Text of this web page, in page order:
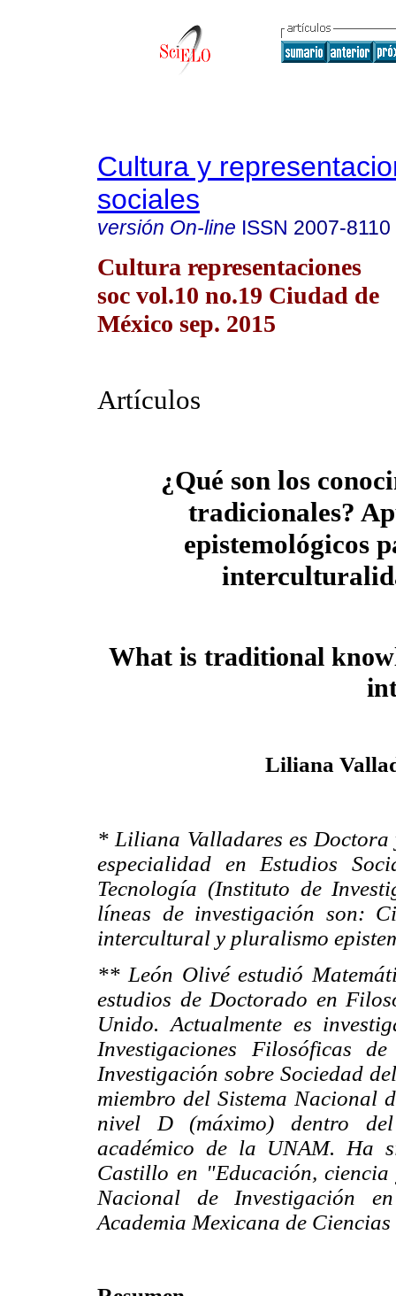
Cultura y
sociales
versión On-line ISSN 2007-8110
Cultura representaciones
soc vol.10 no.19 Ciudad de
México sep. 2015
Artículos
¿Qué son los
tradicionales?
epistemológicos
What is traditional
Liliana
* Liliana Valladares es
especialidad en Estudios
Tecnología (Instituto de
líneas de investigación son:
intercultural y pluralismo
** León Olivé estudió
estudios de Doctorado en
Unido. Actualmente es
Investigaciones Filosóficas
Investigación sobre Sociedad
miembro del Sistema Nacional
nivel D (máximo) dentro
académico de la UNAM. Ha
Castillo en "Educación,
Nacional de Investigación
Academia Mexicana de